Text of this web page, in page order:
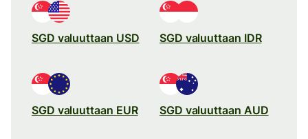
SGD valuuttaan USD SGD valuuttaan IDR
SGD valuuttaan EUR SGD valuuttaan AUD